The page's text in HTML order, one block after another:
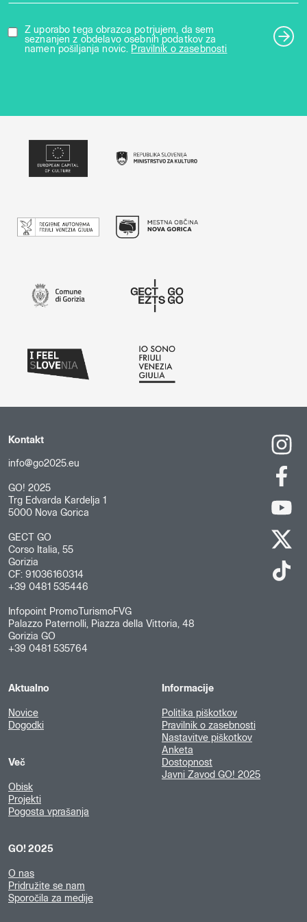
Z uporabo tega obrazca potrjujem, da sem
seznanjen z obdelavo osebnih podatkov za
namen pošiljanja novic.
Pravilnik o zasebnosti
Kontakt
info@go2025.eu
GO! 2025
Trg Edvarda Kardelja 1
5000 Nova Gorica
GECT GO
Corso Italia, 55
Gorizia
CF: 91036160314
+39 0481 535446
Infopoint PromoTurismoFVG
Palazzo Paternolli, Piazza della Vittoria, 48
Gorizia GO
+39 0481 535764
Aktualno
Novice
Dogodki
Več
Obisk
Projekti
Pogosta vprašanja
GO! 2025
O nas
Pridružite se nam
Sporočila za medije
Informacije
Politika piškotkov
Pravilnik o zasebnosti
Nastavitve piškotkov
Anketa
Dostopnost
Javni Zavod GO! 2025